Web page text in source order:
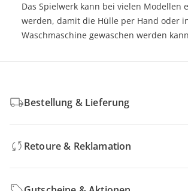
Das Spielwerk kann bei vielen Modellen
werden, damit die Hülle per Hand oder
Waschmaschine gewaschen werden
Bestellung & Lieferung
Retoure & Reklamation